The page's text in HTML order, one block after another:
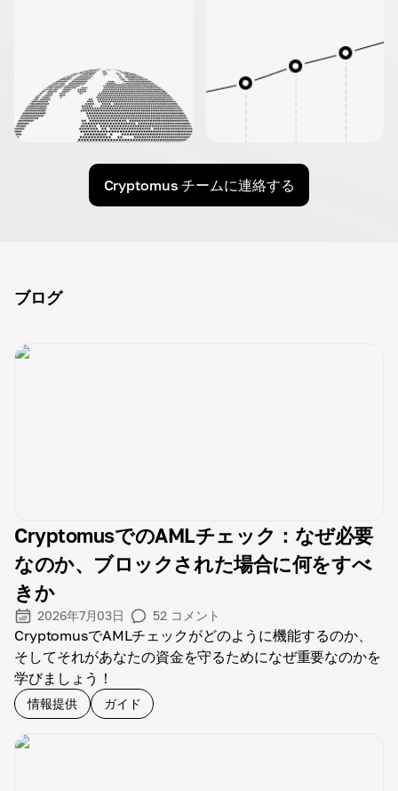
Cryptomus チームに連絡する
ブログ
CryptomusでのAMLチェック：なぜ必要
なのか、ブロックされた場合に何をすべ
きか
2026年7月03日 52 コメント
CryptomusでAMLチェックがどのように機能するのか、
そしてそれがあなたの資金を守るためになぜ重要なのかを
学びましょう！
情報提供 ガイド